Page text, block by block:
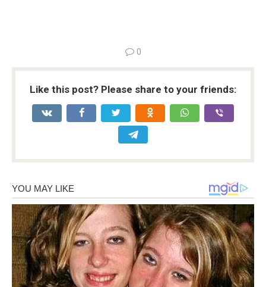
0
Like this post? Please share to your friends: